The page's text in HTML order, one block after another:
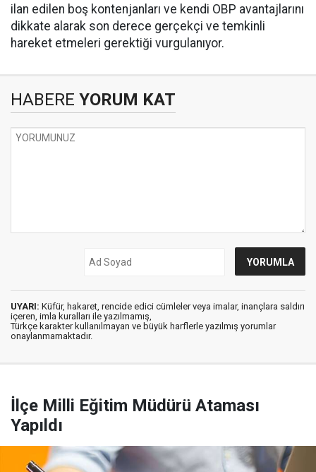
ilan edilen boş kontenjanları ve kendi OBP avantajlarını
dikkate alarak son derece gerçekçi ve temkinli
hareket etmeleri gerektiği vurgulanıyor.
HABERE YORUM KAT
UYARI: Küfür, hakaret, rencide edici cümleler veya imalar, inançlara saldırı
içeren, imla kuralları ile yazılmamış,
Türkçe karakter kullanılmayan ve büyük harflerle yazılmış yorumlar
onaylanmamaktadır.
İlçe Milli Eğitim Müdürü Ataması
Yapıldı